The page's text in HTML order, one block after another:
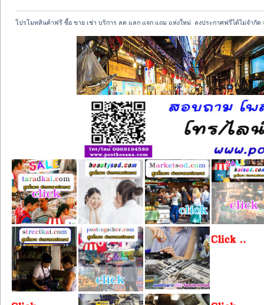
โปรโมทสินค้าฟรี ซื้อ ขาย เช่า บริการ ลด แลก แจก แถม แห่งใหม่  ลงประกาศฟรีได้ไม่จำกัด